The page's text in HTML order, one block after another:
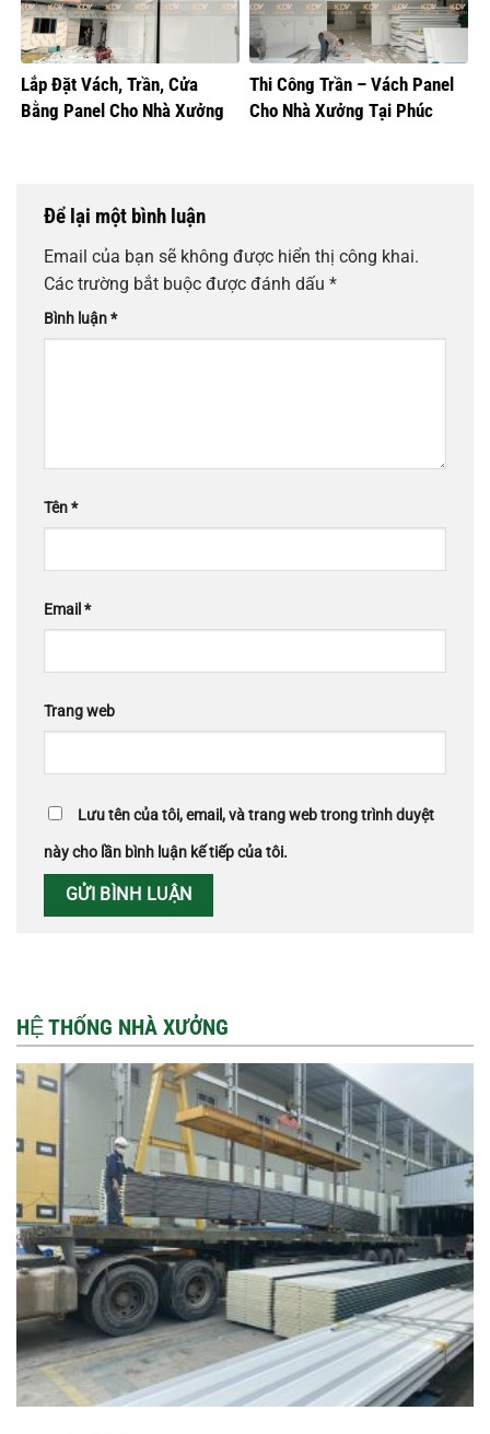
Lắp Đặt Vách, Trần, Cửa
Bằng Panel Cho Nhà Xưởng
Thi Công Trần – Vách Panel
Cho Nhà Xưởng Tại Phúc
Để lại một bình luận
Email của bạn sẽ không được hiển thị công khai.
Các trường bắt buộc được đánh dấu *
Bình luận*
Tên*
Email *
Trang web
Lưu tên của tôi, email, và trang web trong trình duyệt
này cho lần bình luận kế tiếp của tôi.
HỆ THỐNG NHÀ XƯỞNG